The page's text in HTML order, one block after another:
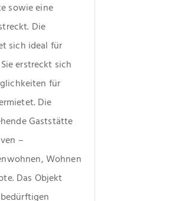
sowie eine
Die
sich ideal für
erstreckt sich
für
Die
Gaststätte
–
Wohnen
Das Objekt